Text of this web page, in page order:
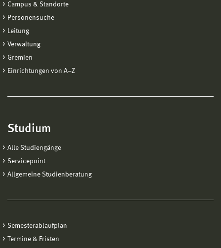
Campus & Standorte
Personensuche
Leitung
Verwaltung
Gremien
Einrichtungen von A−Z
Studium
Alle Studiengänge
Servicepoint
Allgemeine Studienberatung
Semesterablaufplan
Termine & Fristen